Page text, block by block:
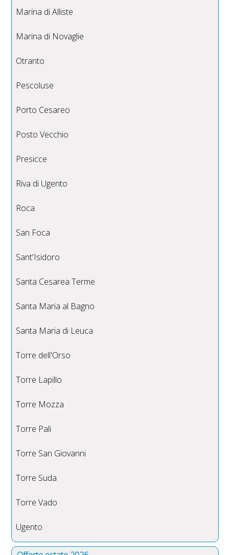
Marina di Alliste
Marina di Novaglie
Otranto
Pescoluse
Porto Cesareo
Posto Vecchio
Presicce
Riva di Ugento
Roca
San Foca
Sant'Isidoro
Santa Cesarea Terme
Santa Maria al Bagno
Santa Maria di Leuca
Torre dell'Orso
Torre Lapillo
Torre Mozza
Torre Pali
Torre San Giovanni
Torre Suda
Torre Vado
Ugento